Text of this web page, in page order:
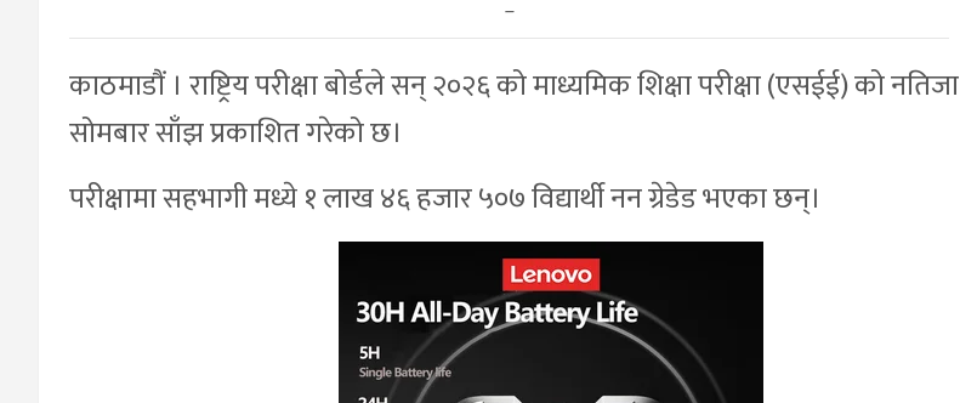
–
काठमाडौं । राष्ट्रिय परीक्षा बोर्डले सन् २०२६ को माध्यमिक शिक्षा परीक्षा (एसईई) को नतिजा
सोमबार साँझ प्रकाशित गरेको छ।
परीक्षामा सहभागी मध्ये १ लाख ४६ हजार ५०७ विद्यार्थी नन ग्रेडेड भएका छन्।